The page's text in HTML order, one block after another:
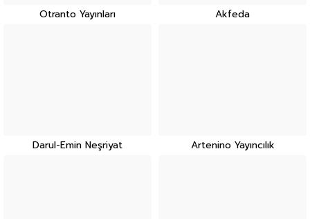
Otranto Yayınları Akfeda
Darul-Emin Neşriyat Artenino Yayıncılık